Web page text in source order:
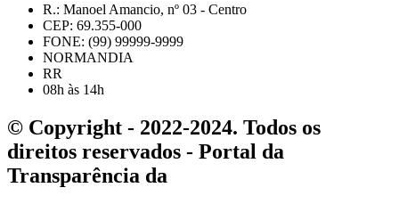
R.: Manoel Amancio, nº 03 - Centro
CEP: 69.355-000
FONE: (99) 99999-9999
NORMANDIA
RR
08h às 14h
© Copyright - 2022-2024. Todos os
direitos reservados - Portal da
Transparência da